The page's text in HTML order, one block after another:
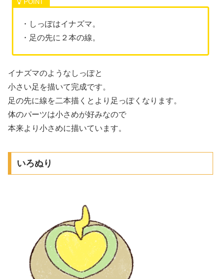
・しっぽはイナズマ。
・足の先に２本の線。
イナズマのようなしっぽと
小さい足を描いて完成です。
足の先に線を二本描くとより足っぽくなります。
体のパーツは小さめが好みなので
本来より小さめに描いています。
いろぬり